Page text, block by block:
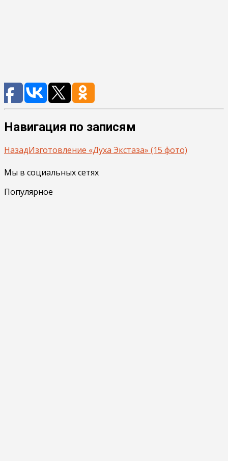
Навигация по записям
НазадИзготовление «Духа Экстаза» (15 фото)
Мы в социальных сетях
Популярное